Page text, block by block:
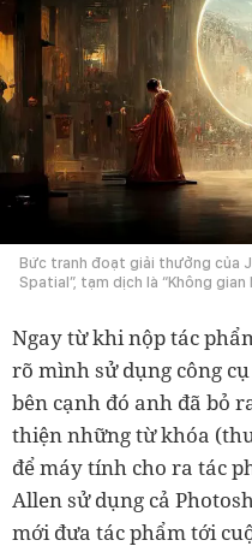
Bức tranh đoạt giải thưởng của
Spatial”, tạm dịch là “Không
Ngay từ khi nộp tác
rõ mình sử dụng công
bên cạnh đó anh đã bỏ
thiện những từ khóa
để máy tính cho ra tác
Allen sử dụng cả
mới đưa tác phẩm tới